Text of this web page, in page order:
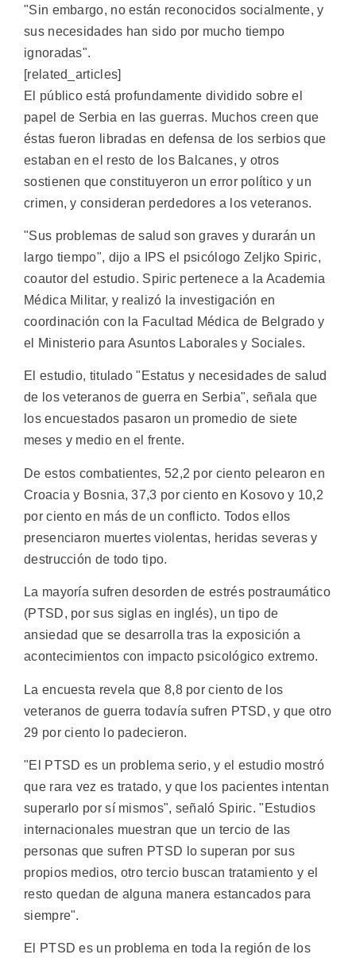
"Sin embargo, no están reconocidos socialmente, y
sus necesidades han sido por mucho tiempo
ignoradas".
[related_articles]
El público está profundamente dividido sobre el
papel de Serbia en las guerras. Muchos creen que
éstas fueron libradas en defensa de los serbios que
estaban en el resto de los Balcanes, y otros
sostienen que constituyeron un error político y un
crimen, y consideran perdedores a los veteranos.
"Sus problemas de salud son graves y durarán un
largo tiempo", dijo a IPS el psicólogo Zeljko Spiric,
coautor del estudio. Spiric pertenece a la Academia
Médica Militar, y realizó la investigación en
coordinación con la Facultad Médica de Belgrado y
el Ministerio para Asuntos Laborales y Sociales.
El estudio, titulado "Estatus y necesidades de salud
de los veteranos de guerra en Serbia", señala que
los encuestados pasaron un promedio de siete
meses y medio en el frente.
De estos combatientes, 52,2 por ciento pelearon en
Croacia y Bosnia, 37,3 por ciento en Kosovo y 10,2
por ciento en más de un conflicto. Todos ellos
presenciaron muertes violentas, heridas severas y
destrucción de todo tipo.
La mayoría sufren desorden de estrés postraumático
(PTSD, por sus siglas en inglés), un tipo de
ansiedad que se desarrolla tras la exposición a
acontecimientos con impacto psicológico extremo.
La encuesta revela que 8,8 por ciento de los
veteranos de guerra todavía sufren PTSD, y que otro
29 por ciento lo padecieron.
"El PTSD es un problema serio, y el estudio mostró
que rara vez es tratado, y que los pacientes intentan
superarlo por sí mismos", señaló Spiric. "Estudios
internacionales muestran que un tercio de las
personas que sufren PTSD lo superan por sus
propios medios, otro tercio buscan tratamiento y el
resto quedan de alguna manera estancados para
siempre".
El PTSD es un problema en toda la región de los